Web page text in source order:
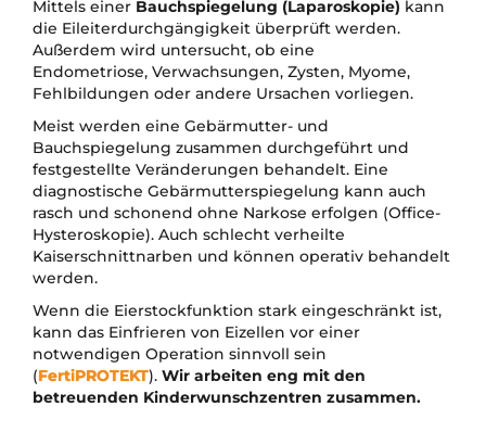
Mittels einer Bauchspiegelung (Laparoskopie) kann
die Eileiterdurchgängigkeit überprüft werden.
Außerdem wird untersucht, ob eine
Endometriose, Verwachsungen, Zysten, Myome,
Fehlbildungen oder andere Ursachen vorliegen.
Meist werden eine Gebärmutter- und
Bauchspiegelung zusammen durchgeführt und
festgestellte Veränderungen behandelt. Eine
diagnostische Gebärmutterspiegelung kann auch
rasch und schonend ohne Narkose erfolgen (Office-
Hysteroskopie). Auch schlecht verheilte
Kaiserschnittnarben und können operativ behandelt
werden.
Wenn die Eierstockfunktion stark eingeschränkt ist,
kann das Einfrieren von Eizellen vor einer
notwendigen Operation sinnvoll sein
(FertiPROTEKT). Wir arbeiten eng mit den
betreuenden Kinderwunschzentren zusammen.